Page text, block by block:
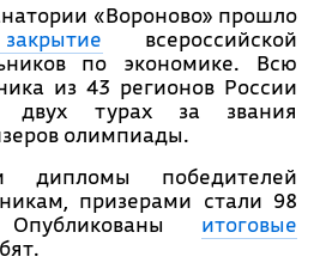
«Вороново» прошло
всероссийской
по экономике. Всю
из 43 регионов России
двух турах за звания
олимпиады.
дипломы победителей
призерами стали 98
Опубликованы итоговые